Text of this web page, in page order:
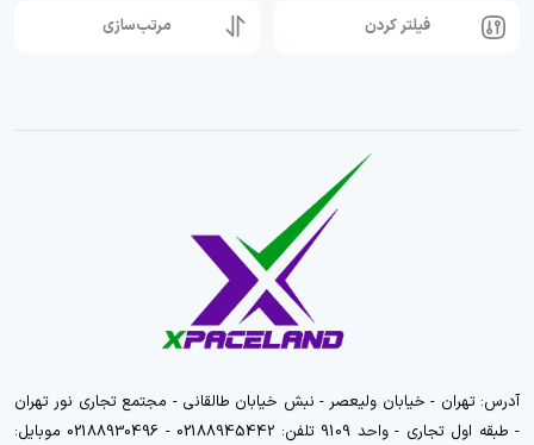
فیلتر کردن مرتب‌سازی
آدرس: تهران - خیابان ولیعصر - نبش خیابان طالقانی - مجتمع تجاری نور تهران
- طبقه اول تجاری - واحد 9109 تلفن: 02188945442 - 02188930496 موبایل: